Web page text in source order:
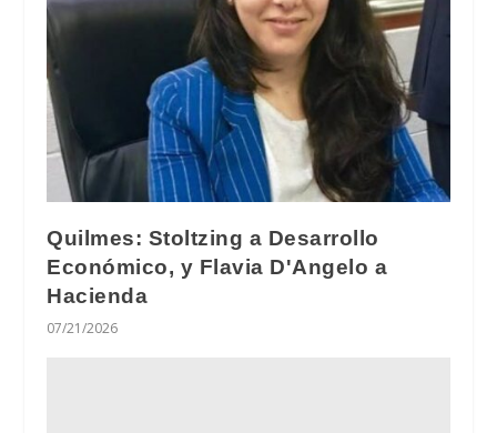
Quilmes: Stoltzing a Desarrollo
Económico, y Flavia D'Angelo a
Hacienda
07/21/2026